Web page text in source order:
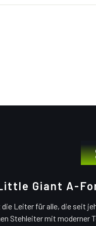
Giant A-
Leiter für alle, die seit
Stehleiter mit moderner